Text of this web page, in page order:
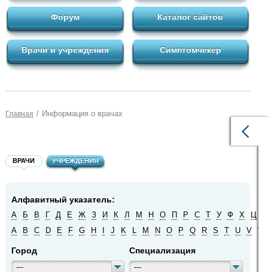
Форум Каталог сайтов
Врачи и учреждения Симптомчекер
Главная / Информация о врачах
ВРАЧИ УЧРЕЖДЕНИЯ
Алфавитный указатель:
А Б В Г Д Е Ж З И К Л М Н О П Р С Т У Ф Х Ц
A
B C D E F G H J K L M N O P Q R S T U V W
Город
---
Специализация
---